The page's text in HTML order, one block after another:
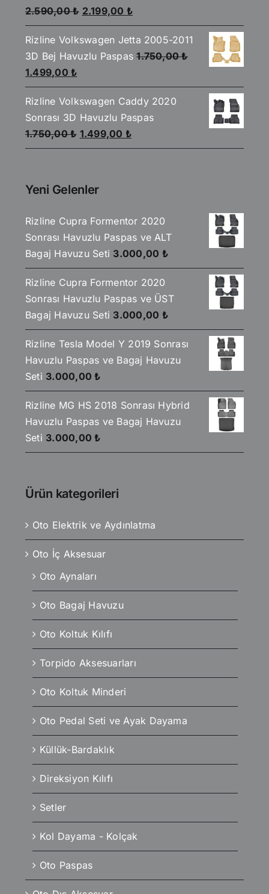
5
üzerinden
4.00oy
aldı
2.590,00₺ Orijinal
fiyat:
2.590,00 ₺.
2.199,00 ₺Şu
andaki
fiyat:
2.199,00 ₺.
Rizline Volkswagen Jetta 2005-2011
3D Bej Havuzlu Paspas 1.750,00₺
Orijinal
fiyat:
1.750,00 ₺.
1.499,00 ₺Şu
andaki
fiyat:
1.499,00 ₺.
Rizline Volkswagen Caddy 2020
Sonrası 3D Havuzlu Paspas
1.750,00₺ Orijinal
fiyat:
1.499,00 ₺Şu
andaki
Yeni Gelenler
Rizline Cupra Formentor 2020
Sonrası Havuzlu Paspas ve ALT
Bagaj Havuzu Seti 3.000,00 ₺
Rizline Cupra Formentor 2020
Sonrası Havuzlu Paspas ve ÜST
Bagaj Havuzu Seti 3.000,00 ₺
Rizline Tesla Model Y 2019 Sonrası
Havuzlu Paspas ve Bagaj Havuzu
Seti 3.000,00 ₺
Rizline MG HS 2018 Sonrası Hybrid
Havuzlu Paspas ve Bagaj Havuzu
Seti 3.000,00 ₺
Ürün kategorileri
Oto Elektrik ve Aydınlatma
Oto İç Aksesuar
Oto Aynaları
Oto Bagaj Havuzu
Oto Koltuk Kılıfı
Torpido Aksesuarları
Oto Koltuk Minderi
Oto Pedal Seti ve Ayak Dayama
Küllük-Bardaklık
Direksiyon Kılıfı
Setler
Kol Dayama - Kolçak
Oto Paspas